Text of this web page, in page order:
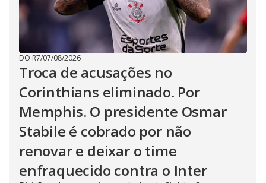
DO R7/07/08/2026
Troca de acusações no
Corinthians eliminado. Por
Memphis. O presidente Osmar
Stabile é cobrado por não
renovar e deixar o time
enfraquecido contra o Inter